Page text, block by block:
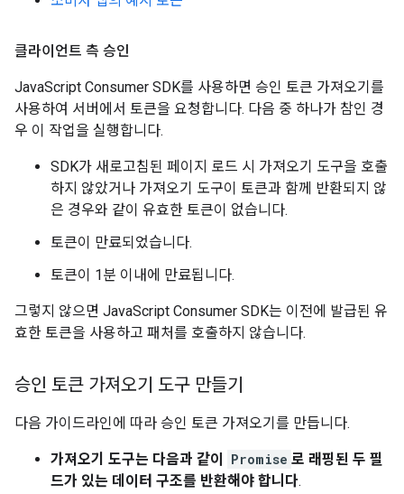
클라이언트 측 승인
JavaScript Consumer SDK를 사용하면 승인 토큰 가져오기를
사용하여 서버에서 토큰을 요청합니다. 다음 중 하나가 참인 경
우 이 작업을 실행합니다.
SDK가 새로고침된 페이지 로드 시 가져오기 도구을 호출
하지 않았거나 가져오기 도구이 토큰과 함께 반환되지 않
은 경우와 같이 유효한 토큰이 없습니다.
토큰이 만료되었습니다.
토큰이 1분 이내에 만료됩니다.
그렇지 않으면 JavaScript Consumer SDK는 이전에 발급된 유
효한 토큰을 사용하고 패처를 호출하지 않습니다.
승인 토큰 가져오기 도구 만들기
다음 가이드라인에 따라 승인 토큰 가져오기를 만듭니다.
가져오기 도구는 다음과 같이 Promise 로 래핑된 두 필
드가 있는 데이터 구조를 반환해야 합니다.